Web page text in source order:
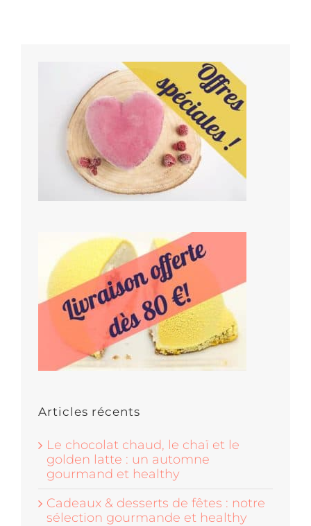
Articles récents
Le chocolat chaud, le chaï et le
golden latte : un automne
gourmand et healthy
Cadeaux & desserts de fêtes : notre
sélection gourmande et healthy